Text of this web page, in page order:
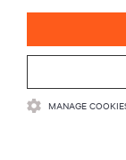
MANAGE